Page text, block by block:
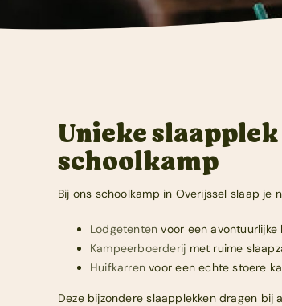
Unieke
schoolkamp
Bij ons schoolkamp in Overijssel slaap je
Lodgetenten voor een avontuurlijke
Kampeerboerderij met ruime
Huifkarren voor een echte stoere
Deze bijzondere slaapplekken dragen bij